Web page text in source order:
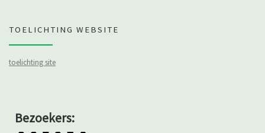
TOELICHTING WEBSITE
toelichting site
Bezoekers: